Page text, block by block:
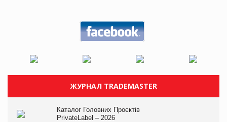
ЖУРНАЛ TRADEMASTER
Каталог Головних Проєктів
PrivateLabel – 2026